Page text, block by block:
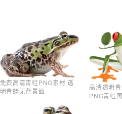
免费高清青蛙PNG素材 透
明青蛙无背景图
高清透明
PNG青蛙